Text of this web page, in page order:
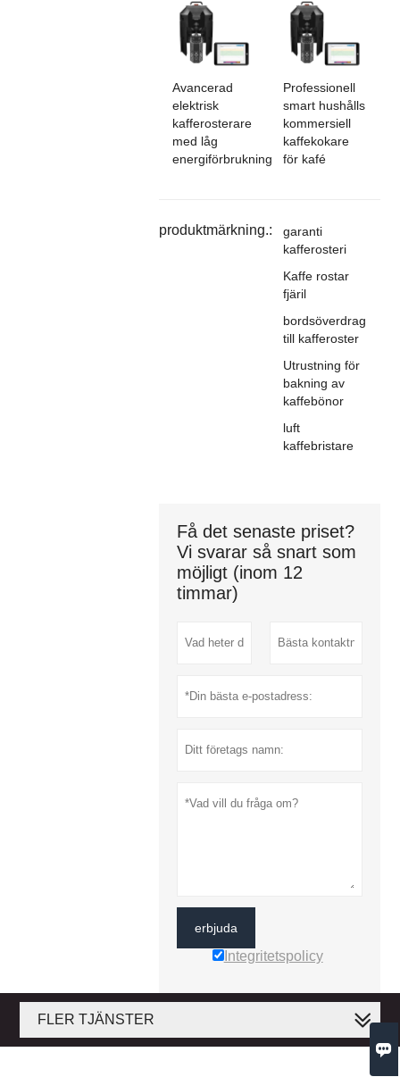

Avancerad
elektrisk
kafferosterare
med låg
energiförbrukning
Professionell
smart hushålls
kommersiell
kaffekokare
för kafé
produktmärkning.:
garanti
kafferosteri
Kaffe rostar
fjäril
bordsöverdrag
till kafferoster
Utrustning för
bakning av
kaffebönor
luft
kaffebristare
Få det senaste priset?
Vi svarar så snart som
möjligt (inom 12
timmar)
erbjuda
Integritetspolicy
FLER TJÄNSTER